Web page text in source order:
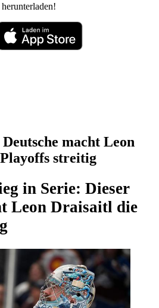
macht Leon
streitig
in Serie: Dieser
Leon Draisaitl die